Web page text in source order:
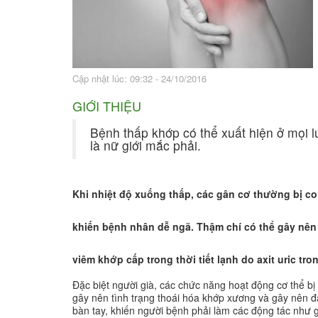
Bài thuốc hay
Sức khỏe ngàn
Cập nhật lúc: 09:32 - 24/10/2016
GIỚI THIỆU
Bệnh thấp khớp có thể xuất hiện ở mọi
là nữ giới mắc phải.
Khi nhiệt độ xuống thấp, các gân cơ thường bị
khiến bệnh nhân dễ ngã. Thậm chí có thể gây
viêm khớp cấp trong thời tiết lạnh do axit uric
Đặc biệt người già, các chức năng hoạt động cơ thể
gây nên tình trạng thoái hóa khớp xương và gây nên
bàn tay, khiến người bệnh phải làm các động tác